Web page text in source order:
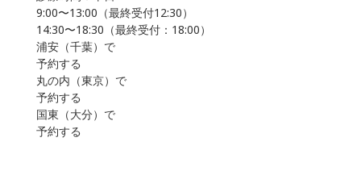
9:00〜13:00（最終受付12:30）
14:30〜18:30（最終受付：18:00）
浦安（千葉）で
予約する
丸の内（東京）で
予約する
国東（大分）で
予約する